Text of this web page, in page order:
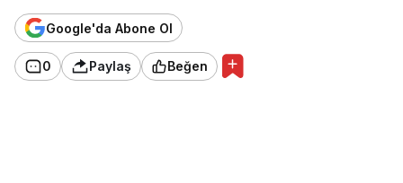
Google'da Abone Ol
0 Paylaş Beğen